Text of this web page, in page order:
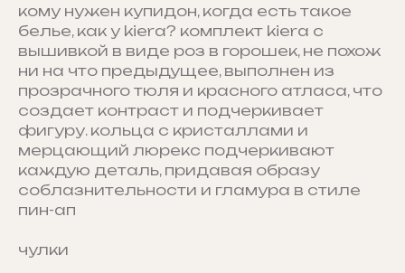
кому нужен купидон, когда есть такое
белье, как у kiera? комплект kiera с
вышивкой в виде роз в горошек, не похож
ни на что предыдущее, выполнен из
прозрачного тюля и красного атласа, что
создает контраст и подчеркивает
фигуру. кольца с кристаллами и
мерцающий люрекс подчеркивают
каждую деталь, придавая образу
соблазнительности и гламура в стиле
пин-ап
чулки